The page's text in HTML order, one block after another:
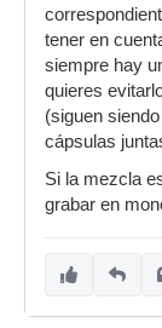
tener en
siempre hay
quieres
(siguen
cápsulas
Si la mezcla
grabar en